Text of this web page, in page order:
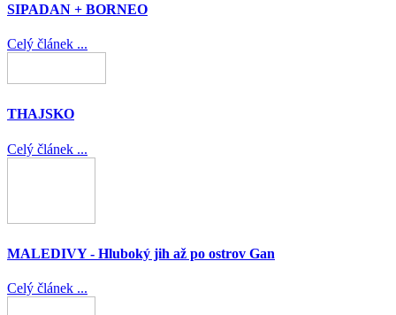
SIPADAN + BORNEO
Celý článek ...
THAJSKO
Celý článek ...
MALEDIVY - Hluboký jih až po ostrov Gan
Celý článek ...